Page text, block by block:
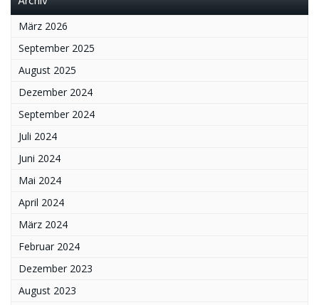
März 2026
September 2025
August 2025
Dezember 2024
September 2024
Juli 2024
Juni 2024
Mai 2024
April 2024
März 2024
Februar 2024
Dezember 2023
August 2023